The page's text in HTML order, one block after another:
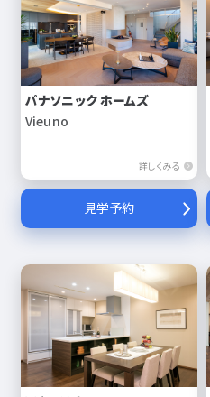
パナソニック ホームズ
Vieuno
詳しくみる
見学予約